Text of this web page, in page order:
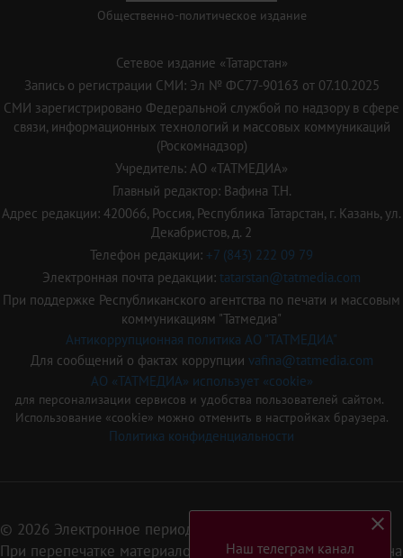
Общественно-политическое издание
Сетевое издание «Татарстан»
Запись о регистрации СМИ: Эл № ФС77-90163 от 07.10.2025
СМИ зарегистрировано Федеральной службой по надзору в сфере
связи, информационных технологий и массовых коммуникаций
(Роскомнадзор)
Учредитель: АО «ТАТМЕДИА»
Главный редактор: Вафина Т.Н.
Адрес редакции: 420066, Россия, Республика Татарстан, г. Казань, ул.
Декабристов, д. 2
Телефон редакции: +7 (843) 222 09 79
Электронная почта редакции: tatarstan@tatmedia.com
При поддержке Республиканского агентства по печати и массовым
коммуникациям "Татмедиа"
Антикоррупционная политика АО "ТАТМЕДИА"
Для сообщений о фактах коррупции vafina@tatmedia.com
АО «ТАТМЕДИА» использует «cookie»
для персонализации сервисов и удобства пользователей сайтом.
Использование «cookie» можно отменить в настройках браузера.
Политика конфиденциальности
© 2026 Электронное периодическое издание «Татарстан»
При перепечатке материалов или их фрагментов ссылка на
Наш телеграм канал